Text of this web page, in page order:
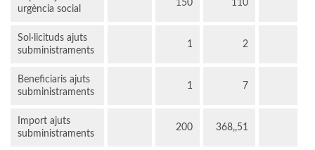
urgència social
150 110
Sol·licituds ajuts
subministraments
1 2
Beneficiaris ajuts
subministraments
1 7
Import ajuts
subministraments
200 368,,51